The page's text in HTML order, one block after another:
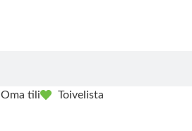
Oma tili Toivelista